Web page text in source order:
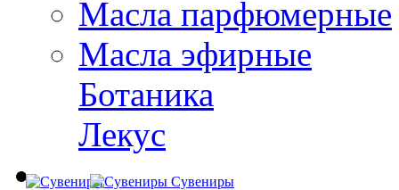
Масла парфюмерные
Масла эфирные
Ботаника
Лекус
Сувениры